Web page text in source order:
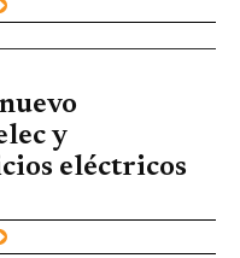
y
eléctricos